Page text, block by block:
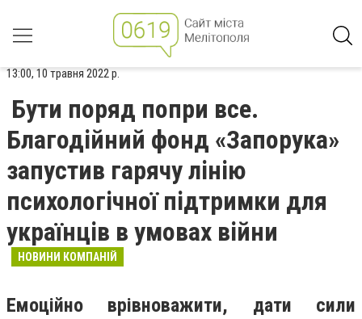
13:00, 10 травня 2022 р.
Бути поряд попри все.
Благодійний фонд «Запорука»
запустив гарячу лінію
психологічної підтримки для
українців в умовах війни
НОВИНИ КОМПАНІЙ
Емоційно врівноважити, дати сили